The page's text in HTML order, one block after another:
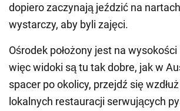
dopiero zaczynają jeździć na
wystarczy, aby byli zajęci.
Ośrodek położony jest na
więc widoki są tu tak dobre, jak w
spacer po okolicy, przejdź się
lokalnych restauracji serwujących